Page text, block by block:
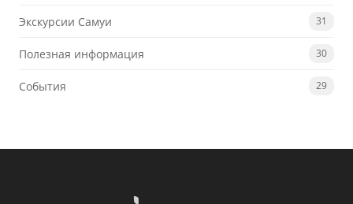
Экскурсии Самуи 31
Полезная информация 30
События 29